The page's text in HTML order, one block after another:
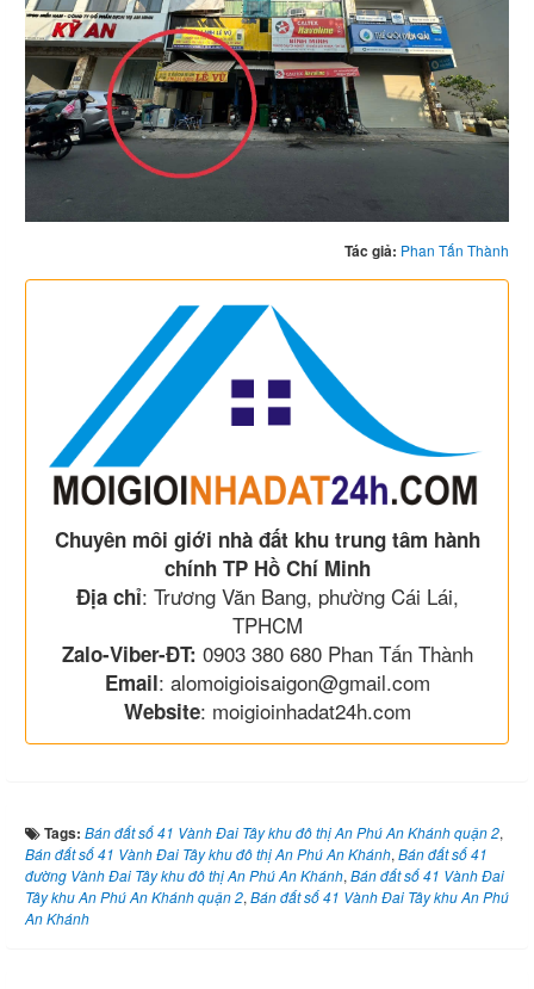
Tác giả: Phan Tấn Thành
Chuyên môi giới nhà đất khu trung tâm hành
chính TP Hồ Chí Minh
Địa chỉ: Trương Văn Bang, phường Cái Lái,
TPHCM
Zalo-Viber-ĐT: 0903 380 680 Phan Tấn Thành
Email: alomoigioisaigon@gmail.com
Website: moigioinhadat24h.com
Tags: Bán đất số 41 Vành Đai Tây khu đô thị An Phú An Khánh quận 2,
Bán đất số 41 Vành Đai Tây khu đô thị An Phú An Khánh, Bán đất số 41
đường Vành Đai Tây khu đô thị An Phú An Khánh, Bán đất số 41 Vành Đai
Tây khu An Phú An Khánh quận 2, Bán đất số 41 Vành Đai Tây khu An Phú
An Khánh